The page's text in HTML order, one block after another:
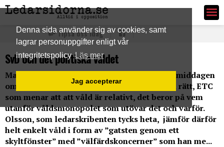
Denna sida använder sig av cookies, samt
lagrar personuppgifter enligt vår
integritetspolicyLäs mer
Jag accepterar
Ledarsidorna.se
Tipsa oss idag
SvD och det politiska våldet
Maria Ludvigsson, SvD, skriver idag på eftermiddagen
om vänstern och våldet. Hon citerar, med all rätt, ETC
som menar att att våld är relativt, det beror på vem
utanför våldsmonopolet som utövar det och varför.
Olsson, som ledarskribenten tycks heta, jämför därför
helt enkelt våld i form av ”gatsten genom ett
skyltfönster” med ”välfärdskoncerner” som han me...